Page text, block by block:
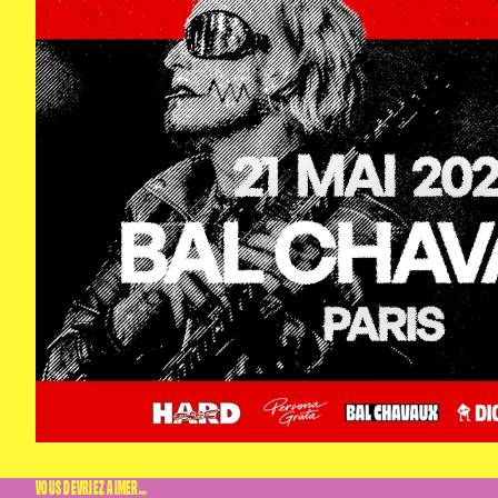
VOUS DEVRIEZ AIMER…